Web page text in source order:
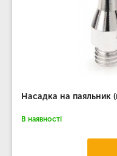
Насадка на паяльник
В наявності